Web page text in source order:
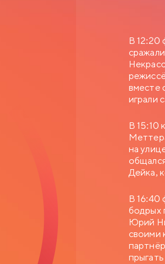
В 12:20
вместе
играли
В 15:10
на
Дейка,
В 16:40
бодрых
Юрий
своими